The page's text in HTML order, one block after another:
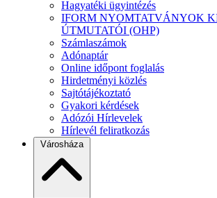
Hagyatéki ügyintézés
IFORM NYOMTATVÁNYOK
ÚTMUTATÓI (OHP)
Számlaszámok
Adónaptár
Online időpont foglalás
Hirdetményi közlés
Sajtótájékoztató
Gyakori kérdések
Adózói Hírlevelek
Hírlevél feliratkozás
Városháza